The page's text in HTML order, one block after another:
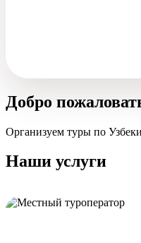
Добро
Организуем туры по
Наши услуги